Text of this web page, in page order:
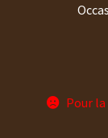
Pour